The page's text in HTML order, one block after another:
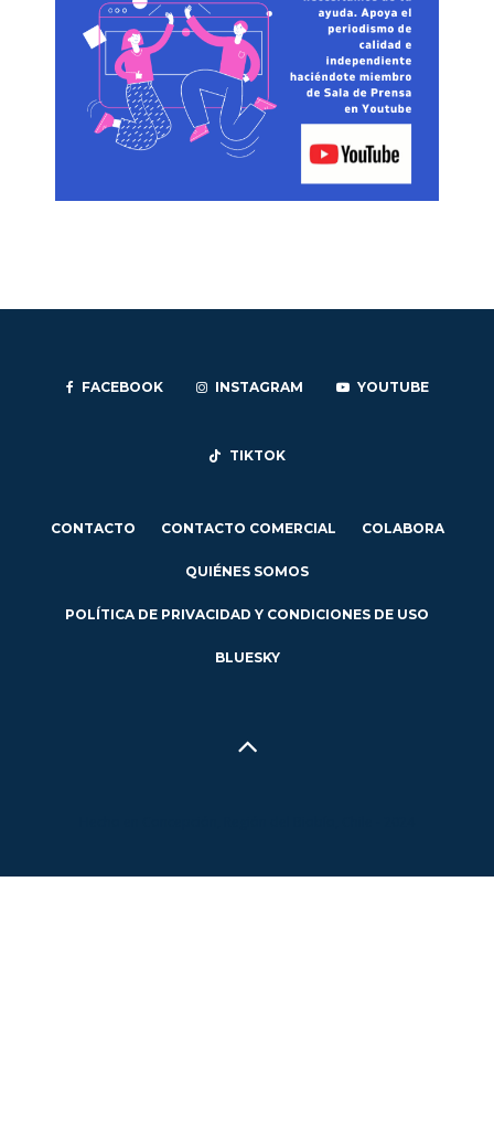
FACEBOOK INSTAGRAM YOUTUBE
TIKTOK
CONTACTO CONTACTO COMERCIAL COLABORA
QUIÉNES SOMOS
POLÍTICA DE PRIVACIDAD Y CONDICIONES DE USO
BLUESKY